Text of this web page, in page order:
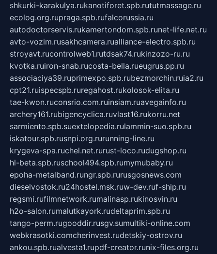
shkurki-karakulya.rukanotiforet.spb.rututmassage.ru
ecolog.org.rupraga.spb.rufalcorussia.ru
autodoctorservis.rukamertondom.spb.runet-life.net.ru
avto-vozim.rusakhcamera.rualliance-electro.spb.ru
stroyavt.rucontrolweb1.rutdsak74.rukinzozo-ru.ru
kvotka.ruiron-snab.rucosta-bella.rueugrus.pp.ru
associaciya39.ruprimexpo.spb.rubezmorchin.ruia2.ru
cpt21.ruispecspb.ruregahost.rukolosok-elita.ru
tae-kwon.ruconsrio.com.ruinsiam.ruavegainfo.ru
archery161.rubigencyclica.ruvlast16.rukorru.net
sarmiento.spb.suextelopedia.rulammin-suo.spb.ru
iskatour.spb.rusnpi.org.rurunning-line.ru
krygeva-spa.ruchel.net.rurust-loco.rudugshop.ru
hl-beta.spb.ruschool494.spb.rumymubaby.ru
epoha-metalband.rungr.spb.rurusgosnews.com
dieselvostok.ru24hostel.msk.ruw-dev.ruf-ship.ru
regsmi.rufilmnetwork.rumalinasp.rukinosvin.ru
h2o-salon.rumalutkayork.rudeltaprim.spb.ru
tango-perm.rugooddir.rusgv.sumultiki-online.com
webkrasotki.comcherinvest.rudetskiy-ostrov.ru
ankou.spb.rualvesta1.rupdf-creator.runix-files.org.ru